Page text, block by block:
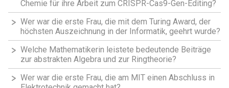
Chemie für ihre Arbeit zum CRISPR-Cas9-Gen-Editing?
Wer war die erste Frau, die mit dem Turing Award, der
höchsten Auszeichnung in der Informatik, geehrt wurde?
Welche Mathematikerin leistete bedeutende Beiträge
zur abstrakten Algebra und zur Ringtheorie?
Wer war die erste Frau, die am MIT einen Abschluss in